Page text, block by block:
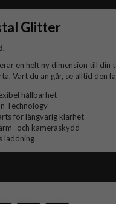
Glitter
en helt ny dimension till din
Vart du än går, se alltid den
hållbarhet
Technology
för långvarig klarhet
och kameraskydd
laddning